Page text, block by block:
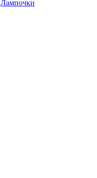
Лампочки